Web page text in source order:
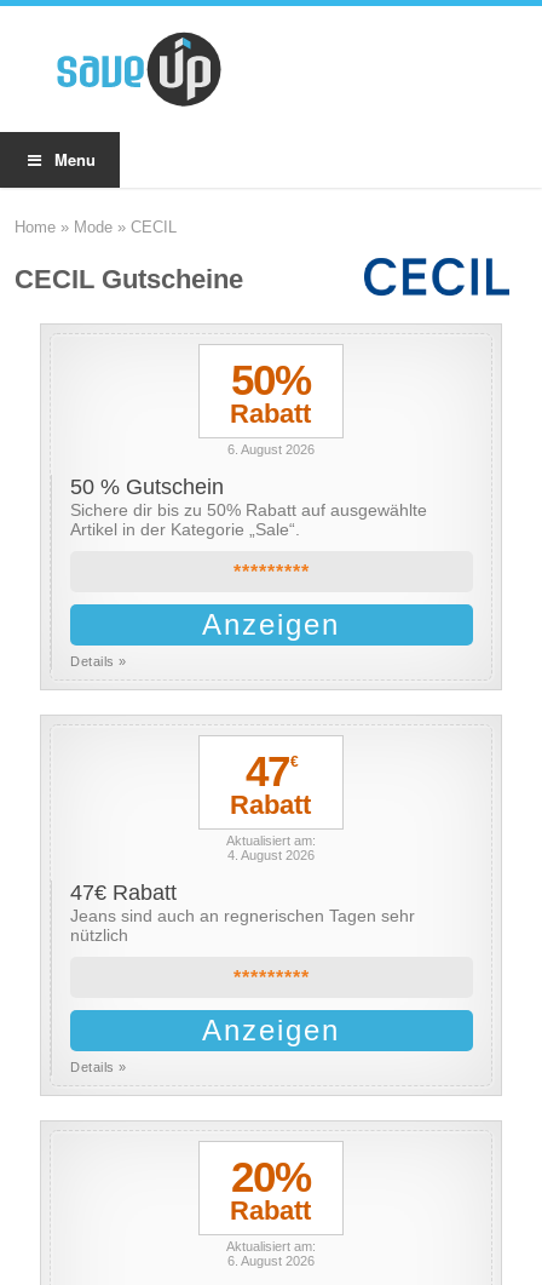
Menu
Home » Mode »CECIL
CECIL Gutscheine
50%
Rabatt
6. August 2026
50 % Gutschein
Sichere dir bis zu 50% Rabatt auf ausgewählte
Artikel in der Kategorie „Sale“.
*********
Anzeigen
Details »
47€
Rabatt
Aktualisiert am:
4. August 2026
47€ Rabatt
Jeans sind auch an regnerischen Tagen sehr
nützlich
*********
Anzeigen
Details »
20%
Rabatt
Aktualisiert am:
6. August 2026